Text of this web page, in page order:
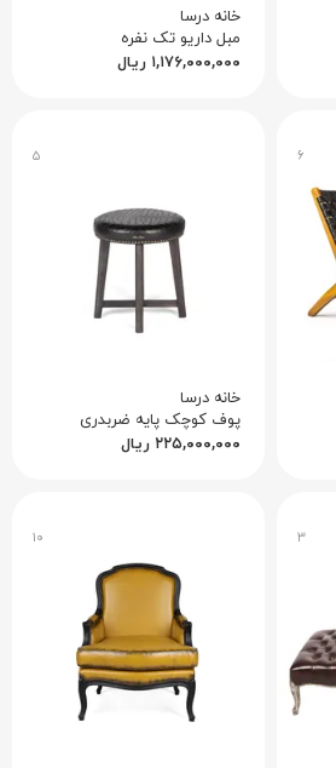
خانه درسا
مبل داریو تک نفره
۱,۱۷۶,۰۰۰,۰۰۰ ریال
۶ ۵
خانه درسا
پوف کوچک پایه ضربدری
۲۲۵,۰۰۰,۰۰۰ ریال
۳ ۱۰